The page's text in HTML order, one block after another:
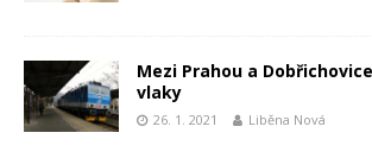
Mezi Prahou a
vlaky
26. 1. 2021 Liběna Nová